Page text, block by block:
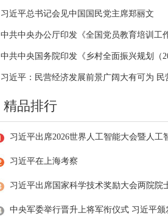
习近平总书记会见中国国民党主席郑丽文
精品排行
习近平在上海考察